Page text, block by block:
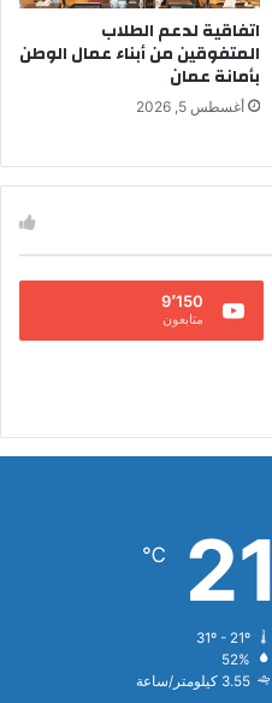
اتفاقية لدعم الطلاب
المتفوقين من أبناء عمال الوطن
بأمانة عمان
أغسطس 5, 2026
9٬150
متابعون
21
℃
52%
3.55 كيلومتر/ساعة